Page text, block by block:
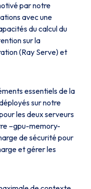
par notre
avec une
du calcul du
sur la
(Ray Serve) et
essentiels de la
sur notre
les deux serveurs
–gpu-memory-
de sécurité pour
et gérer les